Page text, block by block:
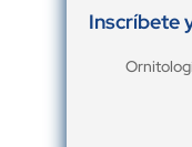
Inscríbete